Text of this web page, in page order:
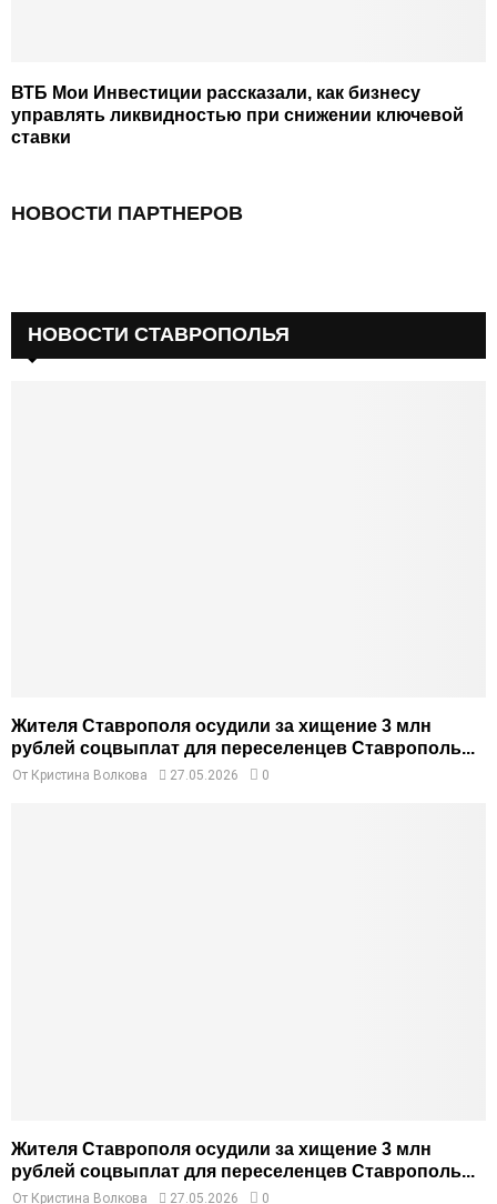
ВТБ Мои Инвестиции рассказали, как бизнесу
управлять ликвидностью при снижении ключевой
ставки
НОВОСТИ ПАРТНЕРОВ
НОВОСТИ СТАВРОПОЛЬЯ
Жителя Ставрополя осудили за хищение 3 млн
рублей соцвыплат для переселенцев Ставрополь...
От Кристина Волкова 27.05.2026 0
Жителя Ставрополя осудили за хищение 3 млн
рублей соцвыплат для переселенцев Ставрополь...
От Кристина Волкова 27.05.2026 0